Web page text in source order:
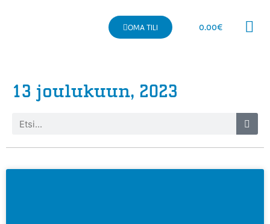
OMA TILI 0.00€
13 joulukuun, 2023